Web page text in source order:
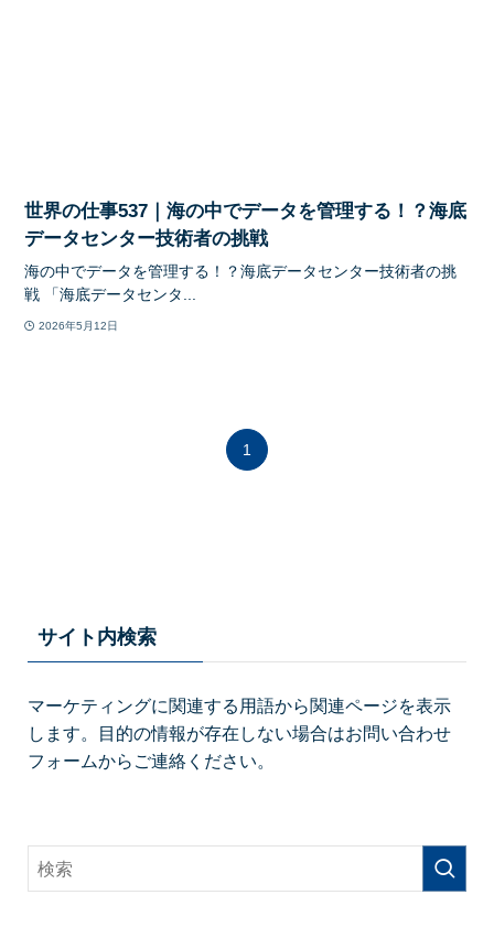
世界の仕事537｜海の中でデータを管理する！？海底
データセンター技術者の挑戦
海の中でデータを管理する！？海底データセンター技術者の挑
戦 「海底データセンタ...
2026年5月12日
1
サイト内検索
マーケティングに関連する用語から関連ページを表示
します。目的の情報が存在しない場合はお問い合わせ
フォームからご連絡ください。